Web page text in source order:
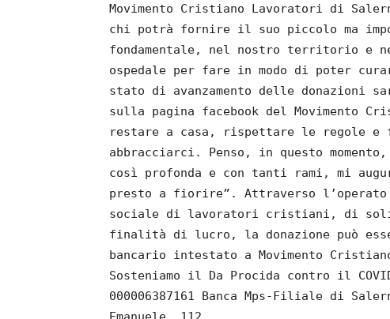
Movimento Cristiano Lavoratori di
chi potrà fornire il suo piccolo ma
fondamentale, nel nostro territorio e
ospedale per fare in modo di poter
stato di avanzamento delle donazioni
sulla pagina facebook del Movimento
restare a casa, rispettare le regole
abbracciarci. Penso, in questo
così profonda e con tanti rami, mi
presto a fiorire”. Attraverso l’operato
sociale di lavoratori cristiani, di
finalità di lucro, la donazione può
bancario intestato a Movimento
Sosteniamo il Da Procida contro il
000006387161 Banca Mps-Filiale di